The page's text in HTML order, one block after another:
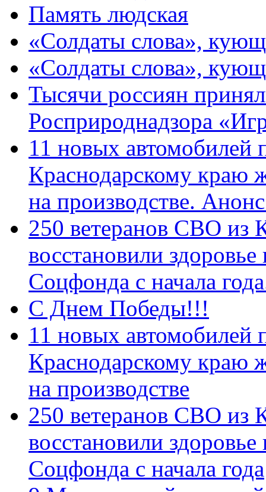
Память людская
«Солдаты слова»,
«Солдаты слова»,
Тысячи россиян
Росприроднадзора
11 новых автомобилей
Краснодарскому краю
на производстве.
250 ветеранов СВО из
восстановили
Соцфонда с начала
С Днем Победы!!!
11 новых автомобилей
Краснодарскому краю
на производстве
250 ветеранов СВО из
восстановили
Соцфонда с начала года